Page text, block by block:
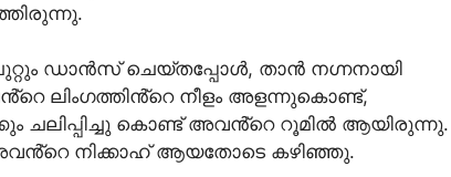
ഡാൻസ് ചെയ്തപ്പോൾ, താൻ നഗ്നനായി
ലിംഗത്തിൻ്റെ നീളം അളന്നുകൊണ്ട്,
ചലിപ്പിച്ചു കൊണ്ട് അവൻ്റെ റൂമിൽ ആയിരുന്നു.
നിക്കാഹ് ആയതോടെ കഴിഞ്ഞു.